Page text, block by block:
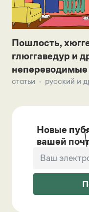
Пошлость,
глюггаведур и
непереводимые
статьи русский и
Новые
вашей